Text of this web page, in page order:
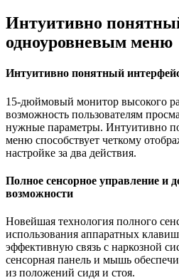
Интуитивно
одноуровневым меню
Интуитивно понятный
15-дюймовый монитор высокого
возможность пользователям
нужные параметры. Интуитивно
меню способствует четкому
настройке за два действия.
Полное сенсорное управление и
возможности
Новейшая технология полного
использования аппаратных
эффективную связь с наркозной
сенсорная панель и мышь
из положений сидя и стоя.